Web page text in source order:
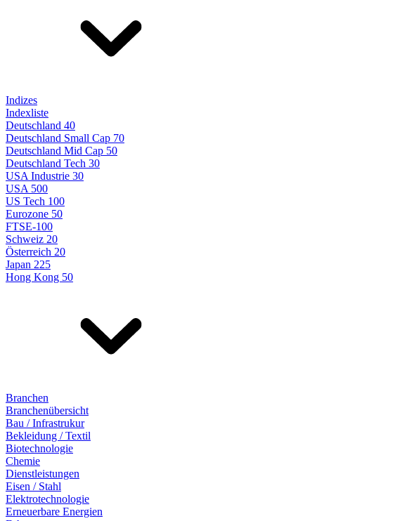
Indizes
Indexliste
Deutschland 40
Deutschland Small Cap 70
Deutschland Mid Cap 50
Deutschland Tech 30
USA Industrie 30
USA 500
US Tech 100
Eurozone 50
FTSE-100
Schweiz 20
Österreich 20
Japan 225
Hong Kong 50
Branchen
Branchenübersicht
Bau / Infrastrukur
Bekleidung / Textil
Biotechnologie
Chemie
Dienstleistungen
Eisen / Stahl
Elektrotechnologie
Erneuerbare Energien